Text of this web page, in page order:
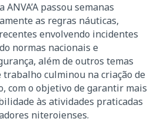
ANVA’A passou semanas
as regras náuticas,
envolvendo incidentes
normas nacionais e
além de outros temas
trabalho culminou na criação de
com o objetivo de garantir mais
às atividades praticadas
niteroienses.